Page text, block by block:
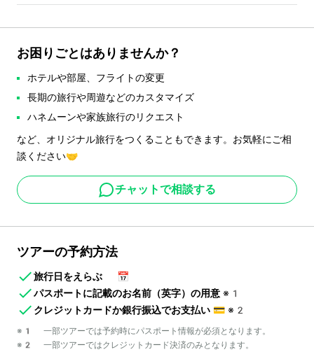
お困りごとはありませんか？
ホテルや部屋、フライトの変更
長期の旅行や周遊などのカスタマイズ
ハネムーンや家族旅行のリクエスト
など、オリジナル旅行をつくることもできます。お気軽にご相
談ください🤝
チャットで相談する
ツアーの予約方法
旅行日をえらぶ
📅
パスポートに記載のお名前（英字）の用意 ※1
クレジットカードか銀行振込でお支払い 💳 ※2
※1 一部ツアーでは予約時にパスポート情報が必須となります。
※2 一部ツアーではクレジットカード決済のみとなります。